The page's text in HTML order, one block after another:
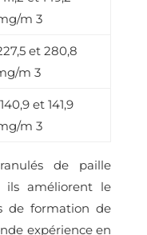
m 3
et 280,8
m 3
et 141,9
m 3
de paille
ils améliorent le
de formation de
expérience en